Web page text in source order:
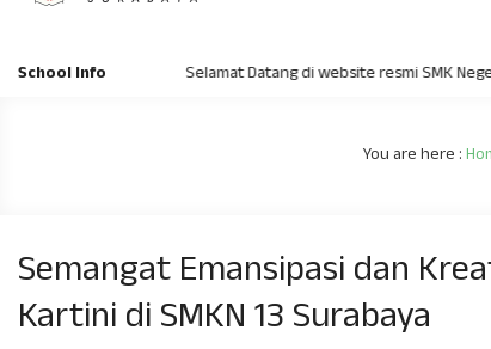
School Info Selamat Datang di website resmi SMK Negeri 13
You are here :
Semangat Emansipasi dan
Kartini di SMKN 13 Surabaya